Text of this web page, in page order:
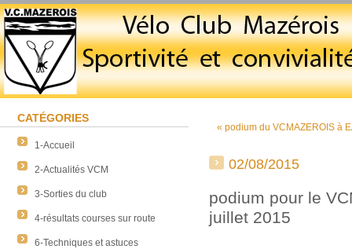
CATÉGORIES
1-Accueil
2-Actualités VCM
3-Sorties du club
4-résultats courses sur route
6-Techniques et astuces
« podium du VCMAZEROIS à
02/08/2015
podium pour le
juillet 2015